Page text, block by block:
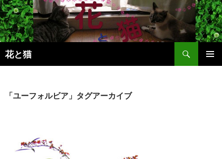
コ
ン
テ
ン
ツ
へ
花と猫
検
索
「ユーフォルビア」タグアーカイブ